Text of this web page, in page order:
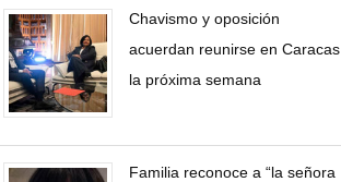
Chavismo y oposición
acuerdan reunirse en Caracas
la próxima semana
Familia reconoce a “la señora